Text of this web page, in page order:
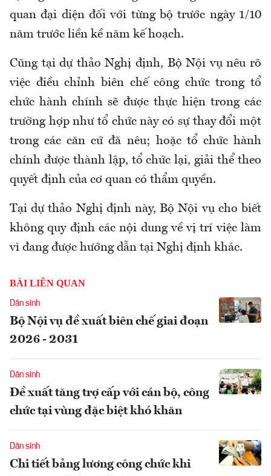
quan đại diện đối với từng bộ trước ngày 1/10
năm trước liền kề năm kế hoạch.
Cũng tại dự thảo Nghị định, Bộ Nội vụ nêu rõ
việc điều chỉnh biên chế công chức trong tổ
chức hành chính sẽ được thực hiện trong các
trường hợp như tổ chức này có sự thay đổi một
trong các căn cứ đã nêu; hoặc tổ chức hành
chính được thành lập, tổ chức lại, giải thể theo
quyết định của cơ quan có thẩm quyền.
Tại dự thảo Nghị định này, Bộ Nội vụ cho biết
không quy định các nội dung về vị trí việc làm
vì đang được hướng dẫn tại Nghị định khác.
BÀI LIÊN QUAN
Dân sinh
Bộ Nội vụ đề xuất biên chế giai đoạn
2026 - 2031
Dân sinh
Đề xuất tăng trợ cấp với cán bộ, công
chức tại vùng đặc biệt khó khăn
Dân sinh
Chi tiết bảng lương công chức khi